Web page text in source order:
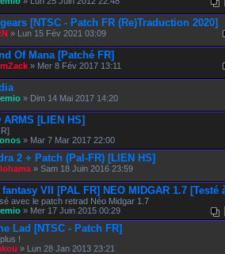
[NTSC - Patch FR (Re)Traduction 2020]
» Lun 15 Fév 2021 03:09
Of Mana [Patché FR]
» Mer 8 Fév 2017 13:11
» Dim 14 Mai 2017 14:20
ARMS [LIEN HS]
» Mar 7 Mar 2017 22:00
2 + Patch (Pal-FR) [LIEN HS]
» Sam 18 Juin 2016 23:59
VII [PAL FR] NEO MIDGAR 1.7 [Testé
avec le patch retrad Néo Midgar 1.7
» Mer 17 Juin 2015 00:29
Lad [NTSC - Patch FR]
!
» Lun 28 Jan 2013 23:21